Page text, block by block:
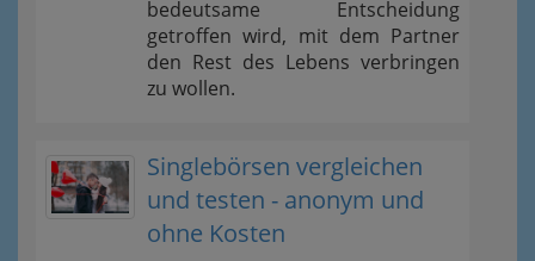
bedeutsame Entscheidung
getroffen wird, mit dem Partner
den Rest des Lebens verbringen
zu wollen.
Singlebörsen vergleichen
und testen - anonym und
ohne Kosten